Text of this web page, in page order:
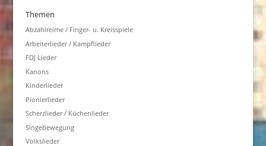
Themen
Abzählreime / Finger- u. Kreisspiele
Arbeiterlieder / Kampflieder
FDJ Lieder
Kanons
Kinderlieder
Pionierlieder
Scherzlieder / Küchenlieder
Singebewegung
Volkslieder